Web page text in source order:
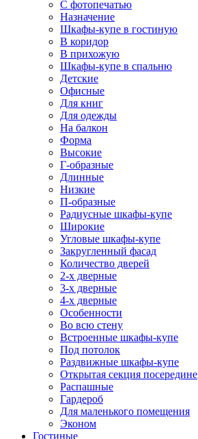
С фотопечатью
Назначение
Шкафы-купе в гостиную
В коридор
В прихожую
Шкафы-купе в спальню
Детские
Офисные
Для книг
Для одежды
На балкон
Форма
Высокие
Г-образные
Длинные
Низкие
П-образные
Радиусные шкафы-купе
Широкие
Угловые шкафы-купе
Закругленный фасад
Количество дверей
2-х дверные
3-х дверные
4-х дверные
Особенности
Во всю стену
Встроенные шкафы-купе
Под потолок
Раздвижные шкафы-купе
Открытая секция посередине
Распашные
Гардероб
Для маленького помещения
Эконом
Гостиные